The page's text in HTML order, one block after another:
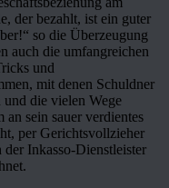
der bezahlt, ist ein guter
so die Überzeugung
auch die umfangreichen
und
mit denen Schuldner
die vielen Wege
sein sauer verdientes
per Gerichtsvollzieher
Inkasso-Dienstleister